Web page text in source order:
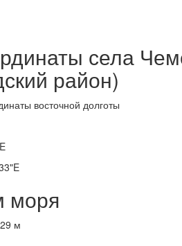
села
район)
восточной долготы
моря
м